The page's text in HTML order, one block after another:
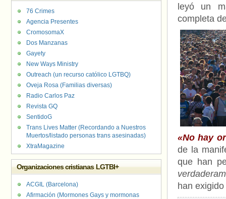
leyó un
completa
«No hay
de la
que han
han
76 Crimes
Agencia Presentes
CromosomaX
Dos Manzanas
Gayety
New Ways Ministry
Outreach (un recurso católico LGTBQ)
Oveja Rosa (Familias diversas)
Radio Carlos Paz
Revista GQ
SentidoG
Trans Lives Matter (Recordando a Nuestros
Muertos/listado personas trans asesinadas)
XtraMagazine
Organizaciones cristianas LGTBI+
ACGIL (Barcelona)
Afirmación (Mormones Gays y mormonas